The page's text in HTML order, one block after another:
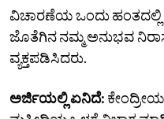
ವಿಚಾರಣೆಯ ಒಂದು ಹಂತದಲ್ಲಿ
ಜೊತೆಗಿನ ನಮ್ಮ ಅನುಭವ
ವ್ಯಕ್ತಪಡಿಸಿದರು.
ಅರ್ಜಿಯಲ್ಲಿ ಏನಿದೆ: ಕೇಂದ್ರೀಯ